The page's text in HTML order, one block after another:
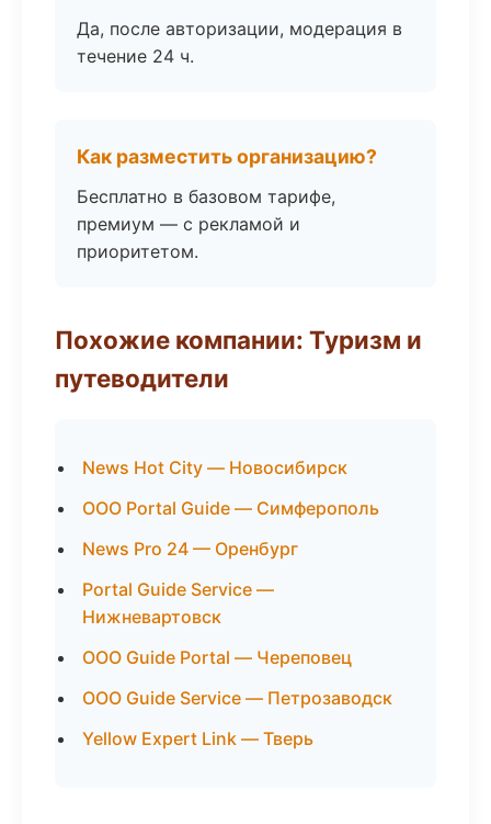
Да, после авторизации, модерация в
течение 24 ч.
Как разместить организацию?
Бесплатно в базовом тарифе,
премиум — с рекламой и
приоритетом.
Похожие компании: Туризм и
путеводители
News Hot City — Новосибирск
ООО Portal Guide — Симферополь
News Pro 24 — Оренбург
Portal Guide Service —
Нижневартовск
ООО Guide Portal — Череповец
ООО Guide Service — Петрозаводск
Yellow Expert Link — Тверь